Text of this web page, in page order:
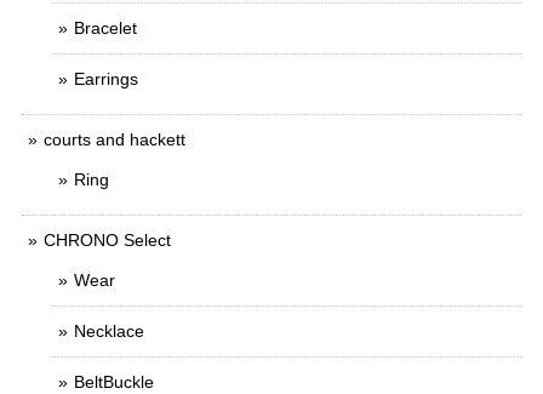
Bracelet
Earrings
courts and hackett
Ring
CHRONO Select
Wear
Necklace
BeltBuckle